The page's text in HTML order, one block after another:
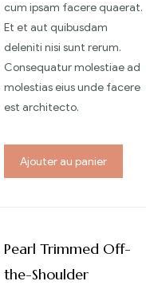
cum ipsam facere quaerat.
Et et aut quibusdam
deleniti nisi sunt rerum.
Consequatur molestiae ad
molestias eius unde facere
est architecto.
Ajouter au panier
Pearl Trimmed Off-
the-Shoulder